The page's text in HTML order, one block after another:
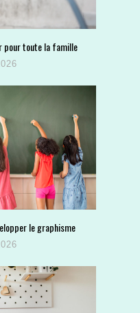
pour toute la famille
le graphisme